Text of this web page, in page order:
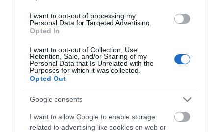
I want to opt-out of processing my
Personal Data for Targeted Advertising.
Opted In
I want to opt-out of Collection, Use,
Retention, Sale, and/or Sharing of my
Personal Data that Is Unrelated with the
Purposes for which it was collected.
Opted Out
Google consents
I want to allow Google to enable storage
related to advertising like cookies on web or
Αύγουστος στην Εύβοια: Τι θα
γίνει αύριο στα σοκάκια αυτού
10.08.2026 | 11:20
Η Λίμνη Ευβοίας γίνεται σημείο
συνάντησης των γεύσεων της
Στερεάς Ελλάδας
Μεγάλη φωτιά στον
Κουβαρά Αττικής:
κοντά σε σπίτια
Αίγινα: 48χρονος
θάλασσα